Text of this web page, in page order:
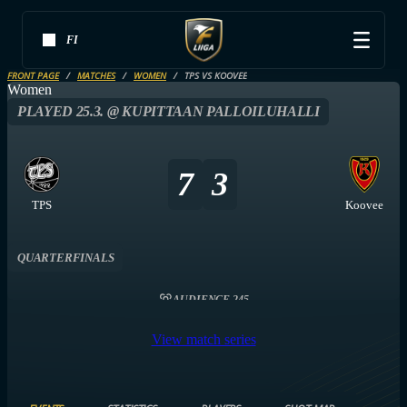
FI
FRONT PAGE MATCHES WOMEN TPS VS KOOVEE
Women
PLAYED 25.3. @ KUPITTAAN PALLOILUHALLI
TPS
7 3
Koovee
QUARTERFINALS
AUDIENCE 245
View match series